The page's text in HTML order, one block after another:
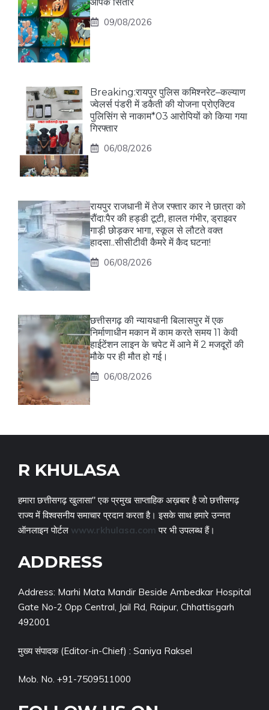
09/08/2026
Breaking:रायपुर पुलिस कमिश्नरेट–कल्याण
ज्वेलर्स पंडरी में डकैती की योजना प्रोएक्टिव
पुलिसिंग से नाकाम*03 आरोपियों को किया गया
गिरफ्तार
06/08/2026
रायपुर राजधानी में तेज रफ्तार कार ने छात्रा को
रौंदा:पैर की हड्डी टूटी, हालत गंभीर, ड्राइवर
गाड़ी छोड़कर भागा, स्कूल से लौटते वक्त
हादसा..सीसीटीवी कैमरे में कैद घटना!
06/08/2026
छत्तीसगढ़ की न्यायधानी बिलासपुर में एक
निर्माणाधीन मकान में काम करते समय 11 केवी
हाईटेंशन लाइन के चपेट में आने में 2 मजदूरों की
मौके पर ही मौत हो गई।
06/08/2026
R KHULASA
हमारा छत्तीसगढ़ खुलासा" एक प्रमुख साप्ताहिक अख़बार है जो छत्तीसगढ़
राज्य में विश्वसनीय समाचार प्रदान करता है। इसके साथ हमारे उन्नत
ऑनलाइन पोर्टल www.rkhulasa.com पर भी उपलब्ध हैं।
ADDRESS
Address: Marhi Mata Mandir Beside Ambedkar Hospital
Gate No-2 Opp Central, Jail Rd, Raipur, Chhattisgarh
492001
मुख्य संपादक (Editor-in-Chief) : Saniya Raksel
Mob. No. +91-7509511000